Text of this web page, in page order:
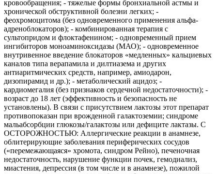
кровообращения; - тяжелые формы бронхиальной астмы и
хронической обструктивной болезни легких; -
феохромоцитома (без одновременного применения альфа-
адреноблокаторов); - комбинированная терапия с
сультопридом и флоктафенином; - одновременный прием
ингибиторов моноаминоксидазы (МАО); - одновременное
внутривенное введение блокаторов «медленных» кальциевых
каналов типа верапамила и дилтиазема и других
антиаритмических средств, например, амиодарон,
дизопирамид и др.); - метаболический ацидоз; -
кардиомегалия (без признаков сердечной недостаточности); -
возраст до 18 лет (эффективность и безопасность не
установлены). В связи с присутствием лактозы этот препарат
противопоказан при врожденной галактоземии; синдроме
мальабсорбции глюкозы/галактозы или дефиците лактазы. С
ОСТОРОЖНОСТЬЮ: Аллергические реакции в анамнезе,
облитерирующие заболевания периферических сосудов
(«перемежающаяся» хромота, синдром Рейно), печеночная
недостаточность, нарушение функции почек, гемодиализ,
миастения, депрессия (в том числе и в анамнезе), пожилой